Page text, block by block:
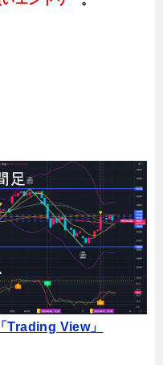
「Trading View」